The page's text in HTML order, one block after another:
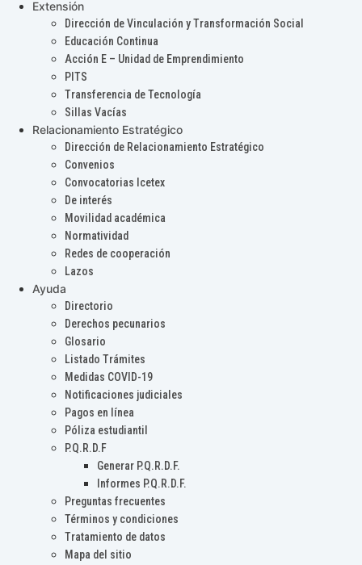
Extensión
Dirección de Vinculación y Transformación Social
Educación Continua
Acción E – Unidad de Emprendimiento
PITS
Transferencia de Tecnología
Sillas Vacías
Relacionamiento Estratégico
Dirección de Relacionamiento Estratégico
Convenios
Convocatorias Icetex
De interés
Movilidad académica
Normatividad
Redes de cooperación
Lazos
Ayuda
Directorio
Derechos pecunarios
Glosario
Listado Trámites
Medidas COVID-19
Notificaciones judiciales
Pagos en línea
Póliza estudiantil
P.Q.R.D.F
Generar P.Q.R.D.F.
Informes P.Q.R.D.F.
Preguntas frecuentes
Términos y condiciones
Tratamiento de datos
Mapa del sitio